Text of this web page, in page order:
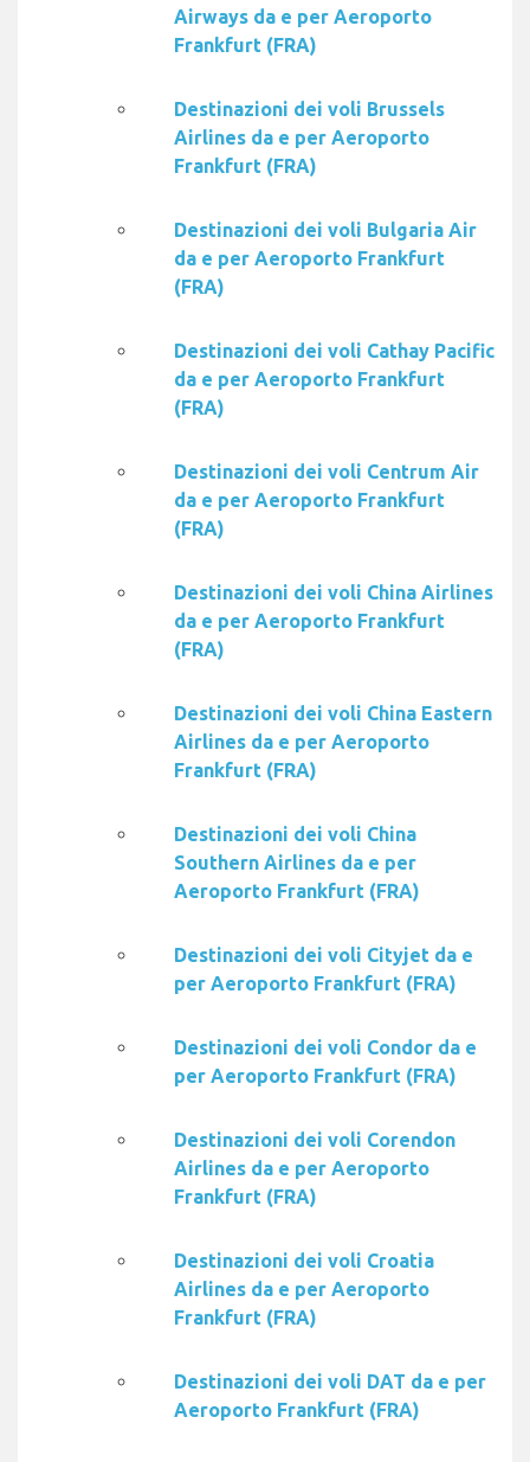
Airways da e per Aeroporto
Frankfurt (FRA)
Destinazioni dei voli Brussels
Airlines da e per Aeroporto
Frankfurt (FRA)
Destinazioni dei voli Bulgaria Air
da e per Aeroporto Frankfurt
(FRA)
Destinazioni dei voli Cathay Pacific
da e per Aeroporto Frankfurt
(FRA)
Destinazioni dei voli Centrum Air
da e per Aeroporto Frankfurt
(FRA)
Destinazioni dei voli China Airlines
da e per Aeroporto Frankfurt
(FRA)
Destinazioni dei voli China Eastern
Airlines da e per Aeroporto
Frankfurt (FRA)
Destinazioni dei voli China
Southern Airlines da e per
Aeroporto Frankfurt (FRA)
Destinazioni dei voli Cityjet da e
per Aeroporto Frankfurt (FRA)
Destinazioni dei voli Condor da e
per Aeroporto Frankfurt (FRA)
Destinazioni dei voli Corendon
Airlines da e per Aeroporto
Frankfurt (FRA)
Destinazioni dei voli Croatia
Airlines da e per Aeroporto
Frankfurt (FRA)
Destinazioni dei voli DAT da e per
Aeroporto Frankfurt (FRA)